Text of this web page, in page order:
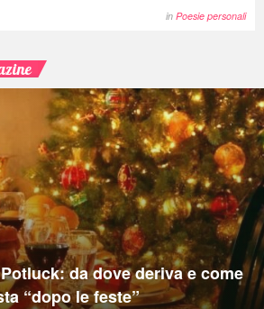
in Poesie personali
da dove deriva e come
“dopo le feste”